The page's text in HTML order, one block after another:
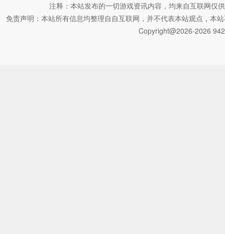
注释：本站发布的一切游戏资讯内容，均来自互联网仅
免责声明：本站所有信息均整理自自互联网，并不代表本站观点，本
Copyright@2026-2026